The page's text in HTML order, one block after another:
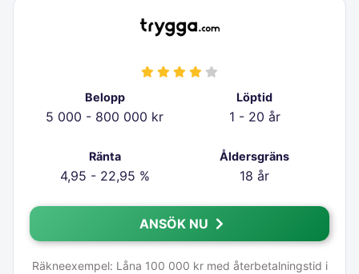
Belopp
5 000 - 800 000 kr
Löptid
1 - 20 år
Ränta
4,95 - 22,95 %
Åldersgräns
18 år
ANSÖK NU
Räkneexempel: Låna 100 000 kr med återbetalningstid i